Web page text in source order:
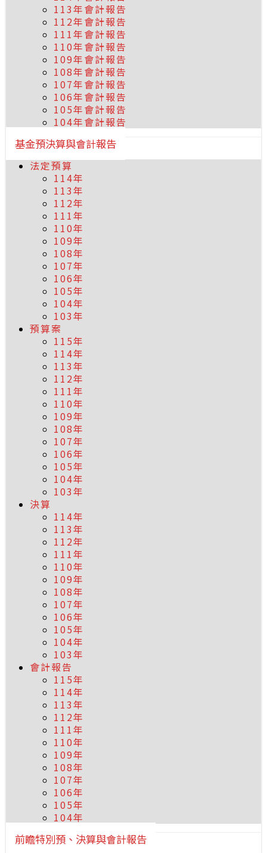
113年會計報告
112年會計報告
111年會計報告
110年會計報告
109年會計報告
108年會計報告
107年會計報告
106年會計報告
105年會計報告
104年會計報告
基金預決算與會計報告
法定預算
114年
113年
112年
111年
110年
109年
108年
107年
106年
105年
104年
103年
預算案
115年
114年
113年
112年
111年
110年
109年
108年
107年
106年
105年
104年
103年
決算
114年
113年
112年
111年
110年
109年
108年
107年
106年
105年
104年
103年
會計報告
115年
114年
113年
112年
111年
110年
109年
108年
107年
106年
105年
104年
前瞻特別預、決算與會計報告